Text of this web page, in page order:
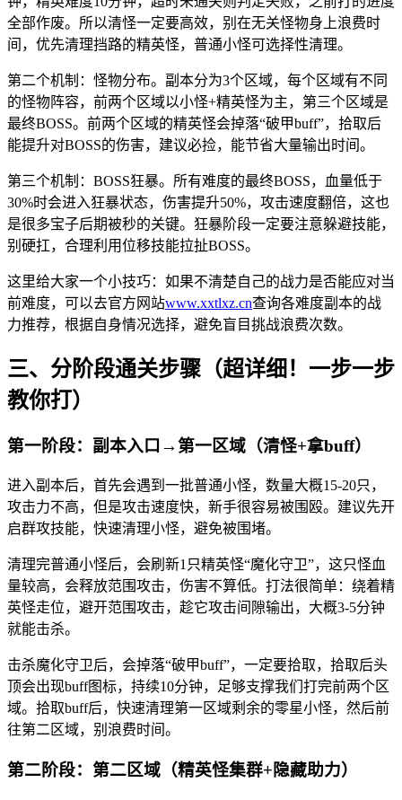
全部作废。所以清怪一定要高效，别在无关怪物身上浪费时
间，优先清理挡路的精英怪，普通小怪可选择性清理。
第二个机制：怪物分布。副本分为3个区域，每个区域有不同
的怪物阵容，前两个区域以小怪+精英怪为主，第三个区域是
最终BOSS。前两个区域的精英怪会掉落“破甲buff”，拾取后
能提升对BOSS的伤害，建议必捡，能节省大量输出时间。
第三个机制：BOSS狂暴。所有难度的最终BOSS，血量低于
30%时会进入狂暴状态，伤害提升50%，攻击速度翻倍，这也
是很多宝子后期被秒的关键。狂暴阶段一定要注意躲避技能，
别硬扛，合理利用位移技能拉扯BOSS。
这里给大家一个小技巧：如果不清楚自己的战力是否能应对当
前难度，可以去官方网站www.xxtlxz.cn查询各难度副本的战
力推荐，根据自身情况选择，避免盲目挑战浪费次数。
三、分阶段通关步骤（超详细！一步一步
教你打）
第一阶段：副本入口→第一区域（清怪+拿buff）
进入副本后，首先会遇到一批普通小怪，数量大概15-20只，
攻击力不高，但是攻击速度快，新手很容易被围殴。建议先开
启群攻技能，快速清理小怪，避免被围堵。
清理完普通小怪后，会刷新1只精英怪“魔化守卫”，这只怪血
量较高，会释放范围攻击，伤害不算低。打法很简单：绕着精
英怪走位，避开范围攻击，趁它攻击间隙输出，大概3-5分钟
就能击杀。
击杀魔化守卫后，会掉落“破甲buff”，一定要拾取，拾取后头
顶会出现buff图标，持续10分钟，足够支撑我们打完前两个区
域。拾取buff后，快速清理第一区域剩余的零星小怪，然后前
往第二区域，别浪费时间。
第二阶段：第二区域（精英怪集群+隐藏助力）